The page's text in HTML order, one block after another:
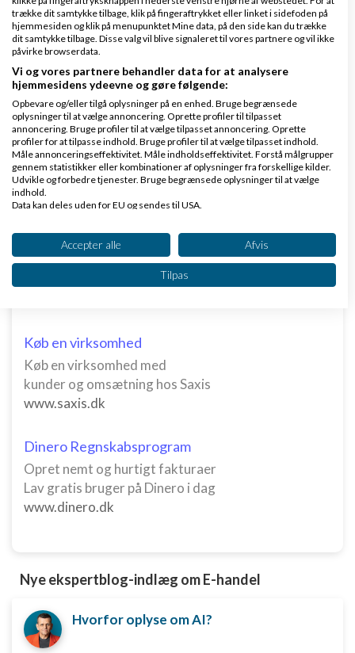
Det er egentlig ret vildt... AI-abonnementer
Nyeste indlægafGrN.dk - AI Automatisering -
Mobile Apps Flutter ,den 08-07-2026 kl. 06:37
1 svar
Klar lønnen med Danløn
Lav løn på et øjeblik–nemt, sikkert
og billigt. Opret gratis konto.
Køb en virksomhed
Køb en virksomhed med
kunder og omsætning hos Saxis
www.saxis.dk
Dinero Regnskabsprogram
Opret nemt og hurtigt fakturaer
Lav gratis bruger på Dinero i dag
www.dinero.dk
Nye ekspertblog-indlæg om E-handel
Hvorfor oplyse om AI?
trække dit samtykke tilbage, klik på fingeraftrykket eller linket i sidefoden på
hjemmesiden og klik på menupunktet Mine data, på den side kan du trække
dit samtykke tilbage. Disse valg vil blive signaleret til vores partnere og vil ikke
påvirke browserdata.
Vi og vores partnere behandler data for at analysere
hjemmesidens ydeevne og gøre følgende:
Opbevare og/eller tilgå oplysninger på en enhed. Bruge begrænsede
oplysninger til at vælge annoncering. Oprette profiler til tilpasset
annoncering. Bruge profiler til at vælge tilpasset annoncering. Oprette
profiler for at tilpasse indhold. Bruge profiler til at vælge tilpasset indhold.
Måle annonceringseffektivitet. Måle indholdseffektivitet. Forstå målgrupper
gennem statistikker eller kombinationer af oplysninger fra forskellige kilder.
Udvikle og forbedre tjenester. Bruge begrænsede oplysninger til at vælge
indhold.
Data kan deles uden for EU og sendes til USA.
Se partnerliste (2 IAB-leverandører)
Vi bruger dine data til følgende formål:
IAB's behandlingsformål:
annoncering
Oprette profiler til tilpasset annoncering
annoncering
Oprette profiler for at tilpasse indhold
Bruge profiler til at vælge tilpasset indhold
Måle indholdseffektivitet
Forstå målgrupper gennem statistikker eller
kombinationer af oplysninger fra forskellige
kilder
Accepter alle Afvis
Tilpas